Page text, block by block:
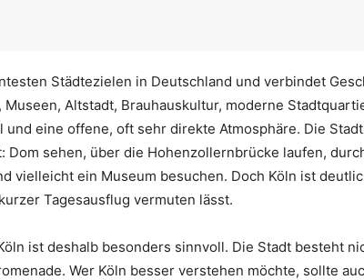
Städtezielen in Deutschland und verbindet
Museen, Altstadt, Brauhauskultur, moderne
und eine offene, oft sehr direkte Atmosphäre. Die
Dom sehen, über die Hohenzollernbrücke laufen,
vielleicht ein Museum besuchen. Doch Köln ist
Tagesausflug vermuten lässt.
ist deshalb besonders sinnvoll. Die Stadt besteht
Wer Köln besser verstehen möchte, sollte